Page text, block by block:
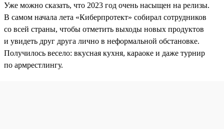
Уже можно сказать, что 2023 год очень насыщен на релизы.
В самом начала лета «Киберпротект» собирал сотрудников
со всей страны, чтобы отметить выходы новых продуктов
и увидеть друг друга лично в неформальной обстановке.
Получилось весело: вкусная кухня, караоке и даже турнир
по армрестлингу.